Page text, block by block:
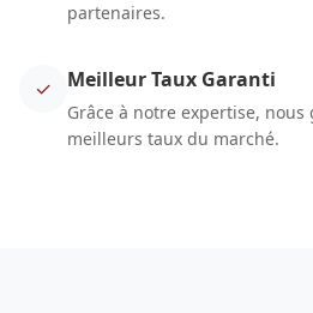
partenaires.
✓ Meilleur Taux Garanti
Grâce à notre expertise, nous
meilleurs taux du marché.